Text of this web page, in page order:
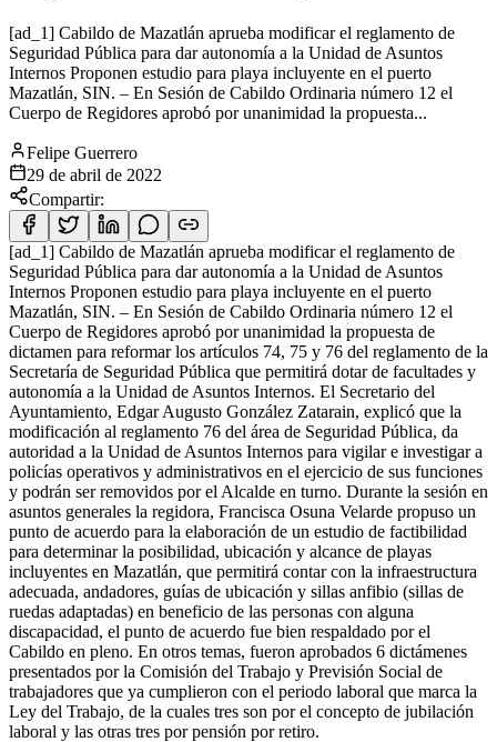
[ad_1] Cabildo de Mazatlán aprueba modificar el reglamento de
Seguridad Pública para dar autonomía a la Unidad de Asuntos
Internos Proponen estudio para playa incluyente en el puerto
Mazatlán, SIN. – En Sesión de Cabildo Ordinaria número 12 el
Cuerpo de Regidores aprobó por unanimidad la propuesta...
Felipe Guerrero
29 de abril de 2022
Compartir:
[ad_1] Cabildo de Mazatlán aprueba modificar el reglamento de
Seguridad Pública para dar autonomía a la Unidad de Asuntos
Internos Proponen estudio para playa incluyente en el puerto
Mazatlán, SIN. – En Sesión de Cabildo Ordinaria número 12 el
Cuerpo de Regidores aprobó por unanimidad la propuesta de
dictamen para reformar los artículos 74, 75 y 76 del reglamento de la
Secretaría de Seguridad Pública que permitirá dotar de facultades y
autonomía a la Unidad de Asuntos Internos. El Secretario del
Ayuntamiento, Edgar Augusto González Zatarain, explicó que la
modificación al reglamento 76 del área de Seguridad Pública, da
autoridad a la Unidad de Asuntos Internos para vigilar e investigar a
policías operativos y administrativos en el ejercicio de sus funciones
y podrán ser removidos por el Alcalde en turno. Durante la sesión en
asuntos generales la regidora, Francisca Osuna Velarde propuso un
punto de acuerdo para la elaboración de un estudio de factibilidad
para determinar la posibilidad, ubicación y alcance de playas
incluyentes en Mazatlán, que permitirá contar con la infraestructura
adecuada, andadores, guías de ubicación y sillas anfibio (sillas de
ruedas adaptadas) en beneficio de las personas con alguna
discapacidad, el punto de acuerdo fue bien respaldado por el
Cabildo en pleno. En otros temas, fueron aprobados 6 dictámenes
presentados por la Comisión del Trabajo y Previsión Social de
trabajadores que ya cumplieron con el periodo laboral que marca la
Ley del Trabajo, de la cuales tres son por el concepto de jubilación
laboral y las otras tres por pensión por retiro.